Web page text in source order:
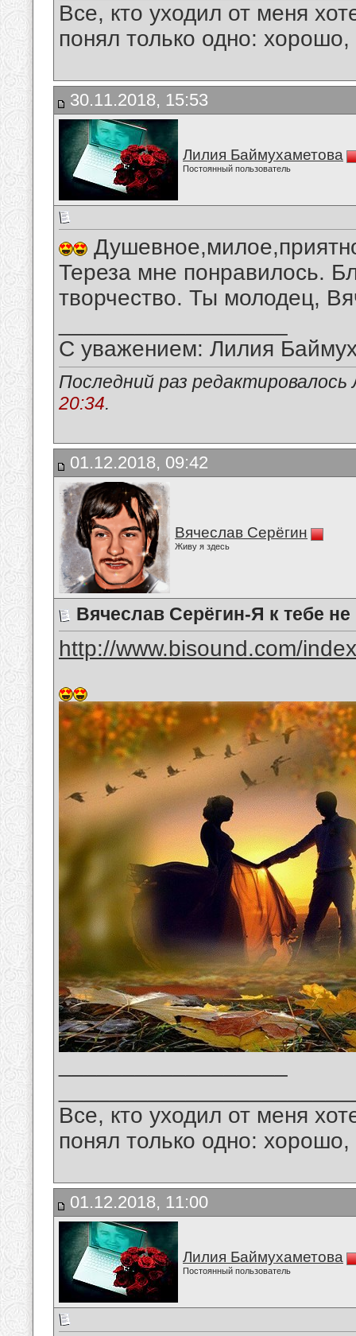
Все, кто уходил от меня
понял только одно:
30.11.2018, 15:53
Лилия Баймухаметова
Постоянный пользователь
Тереза мне понравилось.
творчество. Ты молодец,
С уважением: Лилия
Последний раз
20:34.
01.12.2018, 09:42
Вячеслав Серёгин
Живу я здесь
Вячеслав Серёгин-Я к тебе
http://www.bisound.com/
Все, кто уходил от меня
понял только одно:
01.12.2018, 11:00
Лилия Баймухаметова
Постоянный пользователь